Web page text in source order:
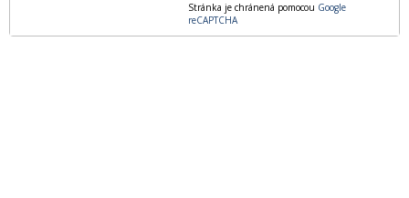
Stránka je chránená pomocou Google
reCAPTCHA